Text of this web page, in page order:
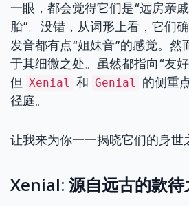
一眼，都会觉得它们是“远房亲
胎”。没错，从词形上看，它们
发音都有点“姐妹音”的感觉。然
于其细微之处。虽然都指向“友好
但 Xenial 和 Genial
的侧重
径庭。
让我来为你一一揭晓它们的身世
Xenial: 源自远古的款待